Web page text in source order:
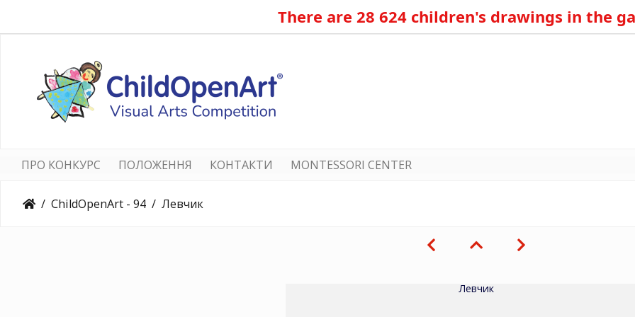
There are 28 624 children's drawings in the
ПРО КОНКУРС ПОЛОЖЕННЯ КОНТАКТИ MONTESSORI CENTER
ChildOpenArt - 94 Левчик
Левчик